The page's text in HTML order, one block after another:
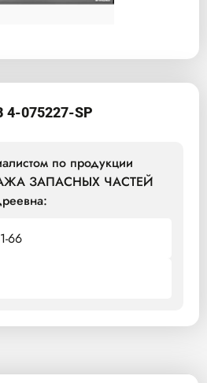
075227-SP
по продукции
ЗАПАСНЫХ ЧАСТЕЙ
66